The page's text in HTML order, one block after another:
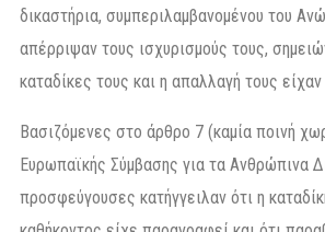
δικαστήρια, συμπεριλαμβανομένου του
απέρριψαν τους ισχυρισμούς τους,
καταδίκες τους και η απαλλαγή τους είχαν
Βασιζόμενες στο άρθρο 7 (καμία ποινή
Ευρωπαϊκής Σύμβασης για τα Ανθρώπινα
προσφεύγουσες κατήγγειλαν ότι η